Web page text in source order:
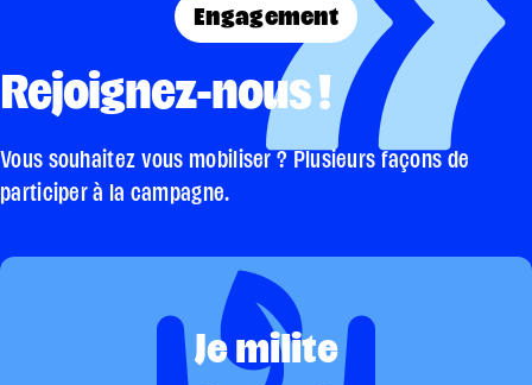
Engagement
Rejoignez-nous !
Vous souhaitez vous mobiliser ? Plusieurs façons de
participer à la campagne.
Je milite